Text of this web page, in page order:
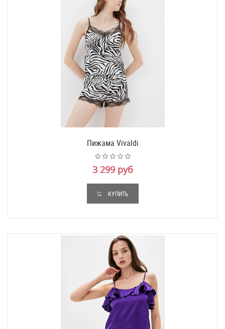
Пижама Vivaldi
3 299 руб
КУПИТЬ